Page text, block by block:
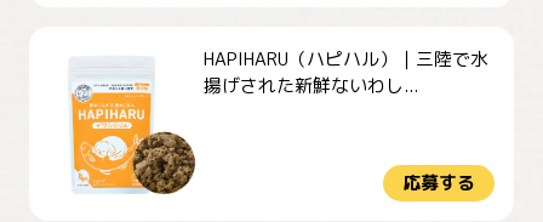
HAPIHARU（ハピハル）｜三陸で水
揚げされた新鮮ないわし...
応募する